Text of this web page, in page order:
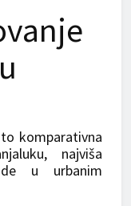
komparativna
najviša
u urbanim